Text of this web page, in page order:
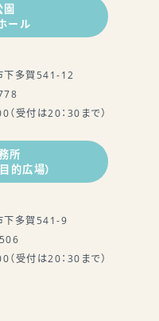
園
ール
下多賀541-12
（受付は20：30まで）
所
的広場）
下多賀541-9
（受付は20：30まで）